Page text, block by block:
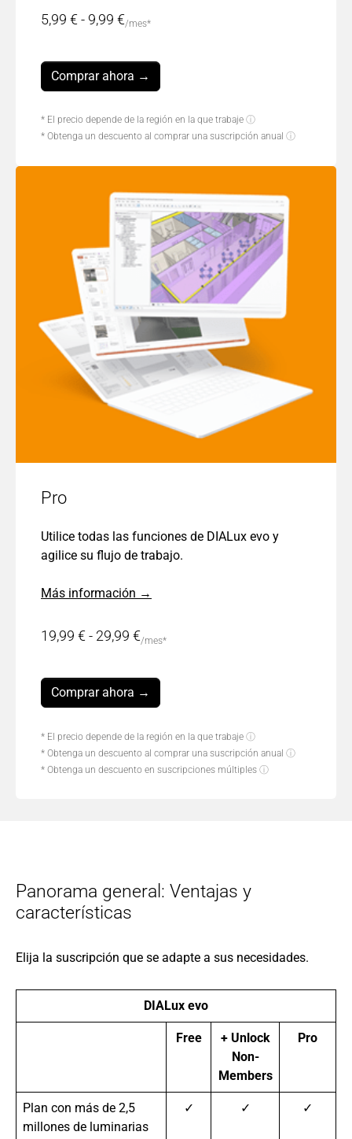
5,99 € - 9,99 €/mes*
Comprar ahora →
* El precio depende de la región en la que trabaje ⓘ
* Obtenga un descuento al comprar una suscripción anual ⓘ
Pro
Utilice todas las funciones de DIALux evo y
agilice su flujo de trabajo.
Más información →
19,99 € - 29,99 €/mes*
Comprar ahora →
* El precio depende de la región en la que trabaje ⓘ
* Obtenga un descuento al comprar una suscripción anual ⓘ
* Obtenga un descuento en suscripciones múltiples ⓘ
Panorama general: Ventajas y
características
Elija la suscripción que se adapte a sus necesidades.
DIALux evo
Free
+ Unlock
Non-
Members
Pro
Plan con más de 2,5
millones de luminarias
✓ ✓ ✓